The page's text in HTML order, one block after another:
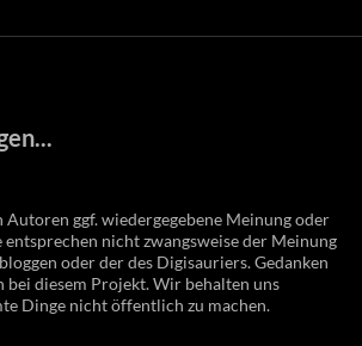
Autoren ggf. wiedergegebene Meinung oder
nicht zwangsweise der Meinung
oder der des Digisauriers. Gedanken
bei diesem Projekt. Wir behalten uns
Dinge nicht öffentlich zu machen.